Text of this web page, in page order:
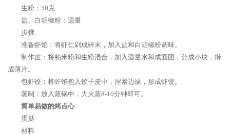
生粉：50克
盐、白胡椒粉：适量
步骤
准备虾馅：将虾仁剁成碎末，加入盐和白胡椒粉调味。
制作皮：将粘米粉和生粉混合，加入适量水和成面团，分成小块，擀
成薄片。
包虾饺：将虾馅包入饺子皮中，捏紧边缘，形成虾饺。
蒸制：放入蒸锅中，大火蒸8-10分钟即可。
简单易做的烤点心
蛋挞
材料